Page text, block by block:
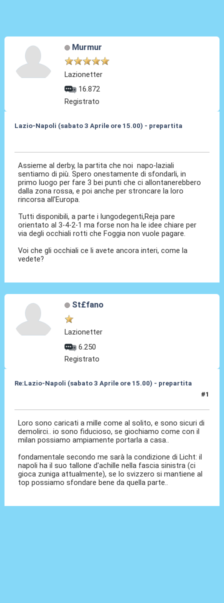
Murmur
Lazionetter
16.872
Registrato
Lazio-Napoli (sabato 3 Aprile ore 15.00) - prepartita
Assieme al derby, la partita che noi napo-laziali
sentiamo di più. Spero onestamente di sfondarli, in
primo luogo per fare 3 bei punti che ci allontanerebbero
dalla zona rossa, e poi anche per stroncare la loro
rincorsa all'Europa.
Tutti disponibili, a parte i lungodegenti,Reja pare
orientato al 3-4-2-1 ma forse non ha le idee chiare per
via degli occhiali rotti che Foggia non vuole pagare.
Voi che gli occhiali ce li avete ancora interi, come la
vedete?
St£fano
Lazionetter
6.250
Registrato
Re:Lazio-Napoli (sabato 3 Aprile ore 15.00) - prepartita
#1
Loro sono caricati a mille come al solito, e sono sicuri di
demolirci.. io sono fiducioso, se giochiamo come con il
milan possiamo ampiamente portarla a casa..
fondamentale secondo me sarà la condizione di Licht: il
napoli ha il suo tallone d'achille nella fascia sinistra (ci
gioca zuniga attualmente), se lo svizzero si mantiene al
top possiamo sfondare bene da quella parte..